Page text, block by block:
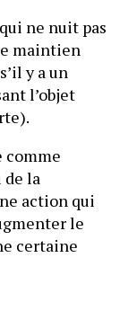
ne nuit pas
maintien
y a un
l’objet
comme
de la
action qui
le
certaine